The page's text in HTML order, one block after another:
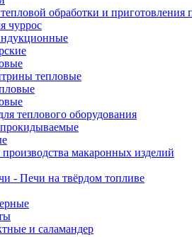
обработки и приготовления
чуррос
тепловые
теплового оборудования
макаронных изделий
- Печи на твёрдом топливе
и саламандер